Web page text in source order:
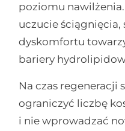
poziomu
uczucie ściągnięcia,
dyskomfortu
bariery
Na czas regeneracji
ograniczyć liczbę
i nie wprowadzać